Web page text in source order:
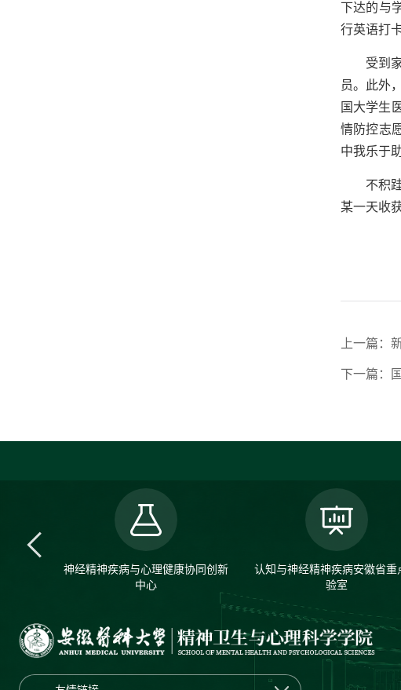
下达的与
行英语打
受到
员。此外
国大学生
情防控志
中我乐于
不积
某一天收
上一篇：
下一篇：
神经精神疾病与心理健康协同创新
中心
认知与神经精神疾病安徽省重
验室